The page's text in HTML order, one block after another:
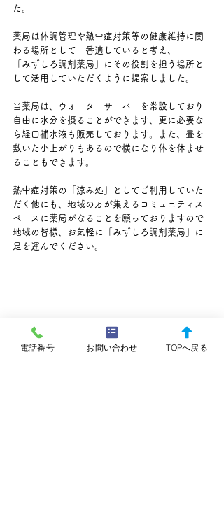
た。
薬局は体調管理や熱中症対策等の健康維持に関
わる場所として一番適していると考え、
「みずしろ調剤薬局」にその役割を担う場所と
して活用していただくように提案しました。
当薬局は、ウォーターサーバーを常設しており
自由に水分を摂ることができます、更に必要な
ら経口補水液も販売しております。また、畳を
敷いた小上がりもあるので横になり体を休ませ
ることもできます。
熱中症対策の「涼み処」としてご利用していた
だく他にも、地域の方が集えるコミュニティス
ペースに薬局がなることを願っておりますので
地域の皆様、お気軽に「みずしろ調剤薬局」に
足を運んでください。
電話番号 お問い合わせ TOPへ戻る